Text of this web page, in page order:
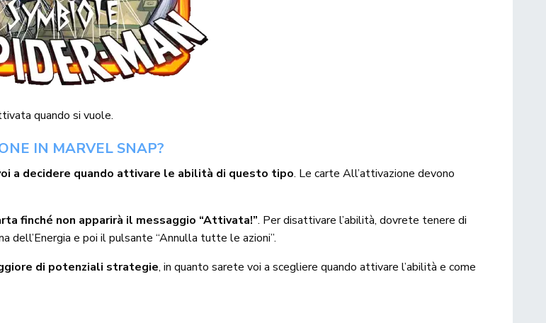
quando si vuole.
IN MARVEL SNAP?
a decidere quando attivare le abilità di questo tipo. Le carte All’attivazione devono
finché non apparirà il messaggio “Attivata!”. Per disattivare l’abilità, dovrete tenere di
dell’Energia e poi il pulsante “Annulla tutte le azioni”.
di potenziali strategie, in quanto sarete voi a scegliere quando attivare l’abilità e come